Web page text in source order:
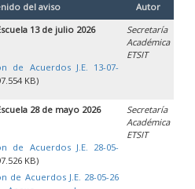
del aviso
Autor
13 de julio 2026
de Acuerdos J.E. 13-07-
KB)
Secretaría
Académica
ETSIT
28 de mayo 2026
de Acuerdos J.E. 28-05-
KB)
de Acuerdos J.E. 28-05-26
Secretaría
Académica
ETSIT